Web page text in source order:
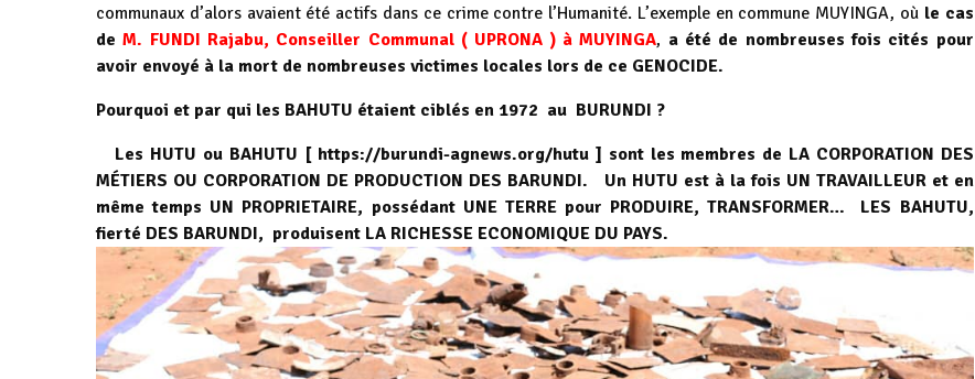
communaux d’alors avaient été actifs dans ce crime contre l’Humanité. L’exemple en commune MUYINGA, où le cas
de M. FUNDI Rajabu, Conseiller Communal ( UPRONA ) à MUYINGA, a été de nombreuses fois cités pour
avoir envoyé à la mort de nombreuses victimes locales lors de ce GENOCIDE.
Pourquoi et par qui les BAHUTU étaient ciblés en 1972 au BURUNDI ?
Les HUTU ou BAHUTU [ https://burundi-agnews.org/hutu ] sont les membres de LA CORPORATION DES
MÉTIERS OU CORPORATION DE PRODUCTION DES BARUNDI. Un HUTU est à la fois UN TRAVAILLEUR et en
même temps UN PROPRIETAIRE, possédant UNE TERRE pour PRODUIRE, TRANSFORMER… LES BAHUTU,
fierté DES BARUNDI, produisent LA RICHESSE ECONOMIQUE DU PAYS.